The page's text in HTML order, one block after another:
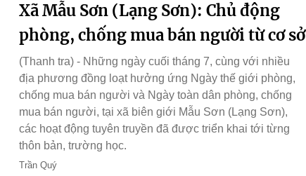
Xã Mẫu Sơn (Lạng Sơn): Chủ động
phòng, chống mua bán người từ cơ sở
(Thanh tra) - Những ngày cuối tháng 7, cùng với nhiều
địa phương đồng loạt hưởng ứng Ngày thế giới phòng,
chống mua bán người và Ngày toàn dân phòng, chống
mua bán người, tại xã biên giới Mẫu Sơn (Lạng Sơn),
các hoạt động tuyên truyền đã được triển khai tới từng
thôn bản, trường học.
Trần Quý